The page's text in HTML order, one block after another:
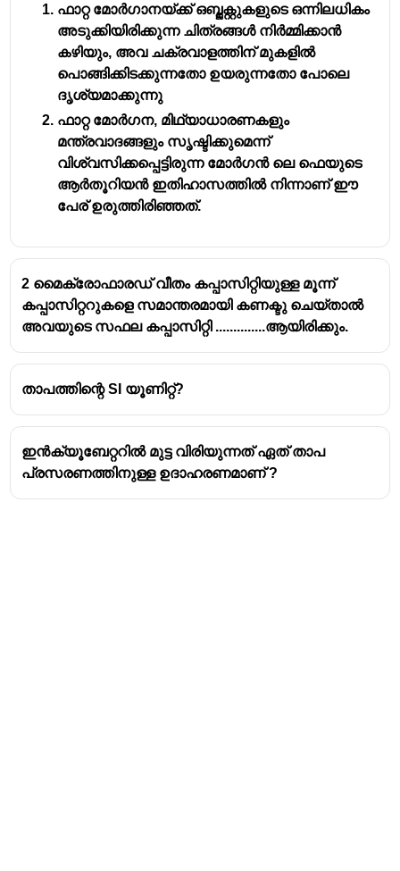
കടക്കുമ്പോൾ, അന്തരീക്ഷത്തിലുള്ള ചെറിയ
വാതക തന്മാത്രകളിലും പൊടിപടലങ്ങളിലും തട്ടി
പ്രകാശം നാലുപാടുകളിലേക്കും
ചിതറിപ്പോകുന്നു. ഇതിനെയാണ് വിസരണം എന്ന്
വിളിക്കുന്നത്.
സൂര്യപ്രകാശത്തിലെ ഏഴ് നിറങ്ങളിൽ
(VIBGYOR) തരംഗദൈർഘ്യം (Wavelength)
കുറഞ്ഞ നിറങ്ങളാണ് നീലയും വയലറ്റും.
തരംഗദൈർഘ്യം കുറഞ്ഞ നിറങ്ങൾക്ക് കൂടുതൽ
വിസരണം സംഭവിക്കുന്നത് കൊണ്ട് നീല നിറം
നമ്മുടെ കണ്ണുകൾക്ക് വയലറ്റ് നിറത്തേക്കാൾ നീല
നിറം കൂടുതൽ തിരിച്ചറിയാൻ
കഴിയുന്നതുകൊണ്ടാണ് ആകാശം നമുക്ക്
നീലയായി അനുഭവപ്പെടുന്നത്.
ഫാറ്റ മോർഗാനയ്ക്ക് ഒബ്ജക്റ്റുകളുടെ ഒന്നിലധികം
അടുക്കിയിരിക്കുന്ന ചിത്രങ്ങൾ നിർമ്മിക്കാൻ
കഴിയും, അവ ചക്രവാളത്തിന് മുകളിൽ
പൊങ്ങിക്കിടക്കുന്നതോ ഉയരുന്നതോ പോലെ
ദൃശ്യമാക്കുന്നു
ഫാറ്റ മോർഗന, മിഥ്യാധാരണകളും
മന്ത്രവാദങ്ങളും സൃഷ്ടിക്കുമെന്ന്
വിശ്വസിക്കപ്പെട്ടിരുന്ന മോർഗൻ ലെ ഫെയുടെ
ആർതൂറിയൻ ഇതിഹാസത്തിൽ നിന്നാണ് ഈ
പേര് ഉരുത്തിരിഞ്ഞത്.
2 മൈക്രോഫാരഡ് വീതം കപ്പാസിറ്റിയുള്ള മൂന്ന്
കപ്പാസിറ്ററുകളെ സമാന്തരമായി കണക്ടു ചെയ്താൽ
അവയുടെ സഫല കപ്പാസിറ്റി ..............ആയിരിക്കും.
താപത്തിന്റെ SI യൂണിറ്റ്?
ഇൻക്യൂബേറ്ററിൽ മുട്ട വിരിയുന്നത് ഏത് താപ
പ്രസരണത്തിനുള്ള ഉദാഹരണമാണ് ?